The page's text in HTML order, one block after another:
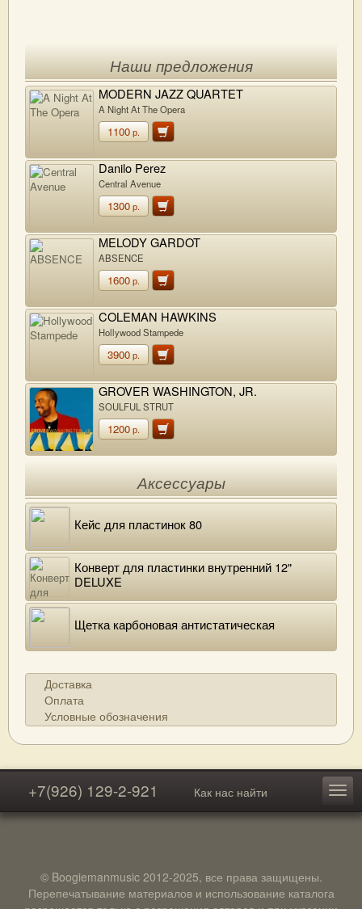
Наши предложения
MODERN JAZZ QUARTET
A Night At The Opera
1100р.
Danilo Perez
Central Avenue
1300р.
MELODY GARDOT
ABSENCE
1600р.
COLEMAN HAWKINS
Hollywood Stampede
3900р.
GROVER WASHINGTON, JR.
SOULFUL STRUT
1200р.
Аксессуары
Кейс для пластинок 80
Конверт для пластинки внутренний 12"
DELUXE
Щетка карбоновая антистатическая
Доставка
Оплата
Условные обозначения
+7(926) 129-2-921 Как нас найти
© Boogiemanmusic 2012-2025, все права защищены.
Перепечатывание материалов и использование каталога